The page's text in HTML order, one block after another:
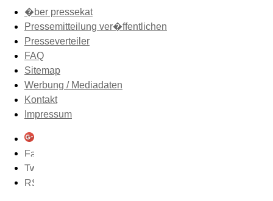
�ber pressekat
Pressemitteilung ver�ffentlichen
Presseverteiler
FAQ
Sitemap
Werbung / Mediadaten
Kontakt
Impressum